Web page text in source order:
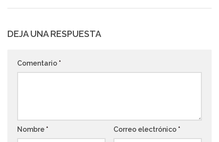
DEJA UNA RESPUESTA
Comentario *
Nombre * Correo electrónico *